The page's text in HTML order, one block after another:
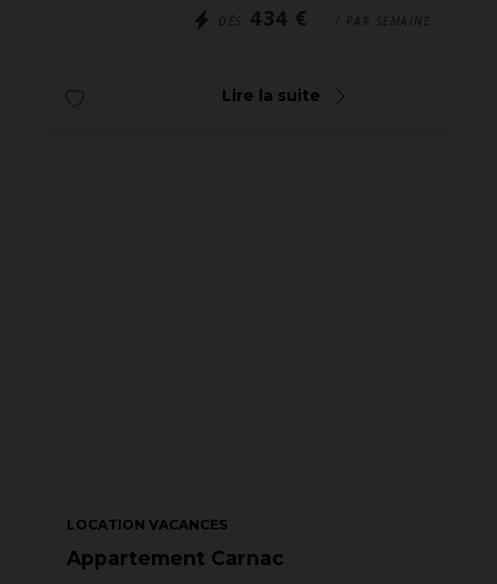
DÈS 434 € / PAR SEMAINE
Lire la suite
LOCATION VACANCES
Appartement Carnac